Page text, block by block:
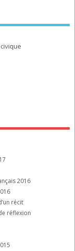
2016
récit
réflexion